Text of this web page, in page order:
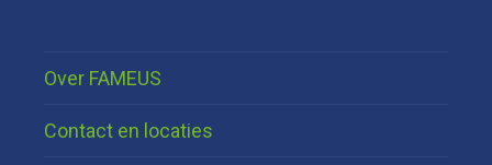
Over FAMEUS
Contact en locaties